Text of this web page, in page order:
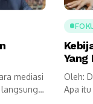
mediasi
Yang
Oleh:
Apa